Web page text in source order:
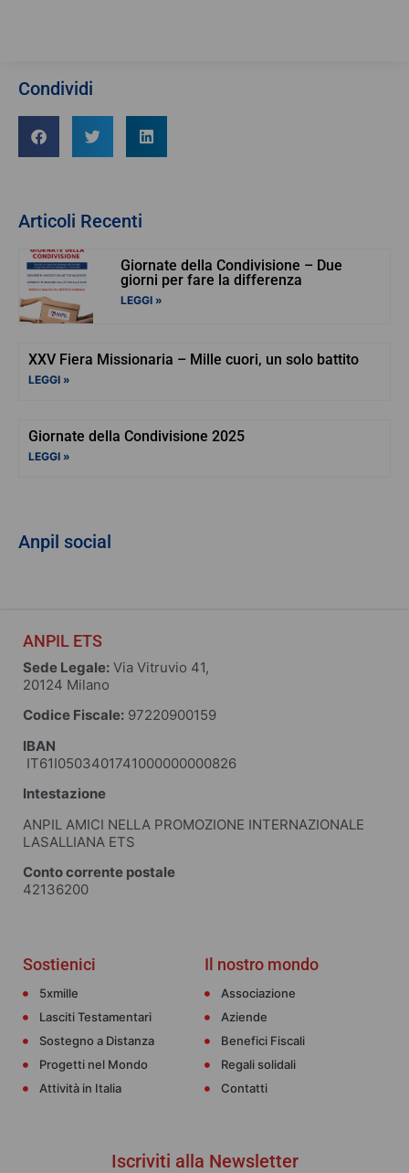
Condividi
Articoli Recenti
Giornate della Condivisione – Due
giorni per fare la differenza
LEGGI »
XXV Fiera Missionaria – Mille cuori, un solo battito
LEGGI »
Giornate della Condivisione 2025
LEGGI »
Anpil social
ANPIL ETS
Sede Legale: Via Vitruvio 41,
20124 Milano
Codice Fiscale: 97220900159
IBAN
IT61I0503401741000000000826
Intestazione
ANPIL AMICI NELLA PROMOZIONE INTERNAZIONALE
LASALLIANA ETS
Conto corrente postale
42136200
Sostienici
5xmille
Lasciti Testamentari
Sostegno a Distanza
Progetti nel Mondo
Attività in Italia
Il nostro mondo
Associazione
Aziende
Benefici Fiscali
Regali solidali
Contatti
Iscriviti alla Newsletter